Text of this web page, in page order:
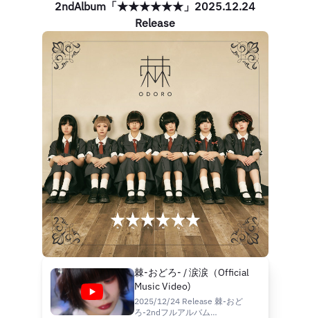
2ndAlbum「★★★★★★」2025.12.24
Release
棘-おどろ- / 涙涙（Official
Music Video)
2025/12/24 Release 棘-おど
ろ-2ndフルアルバム